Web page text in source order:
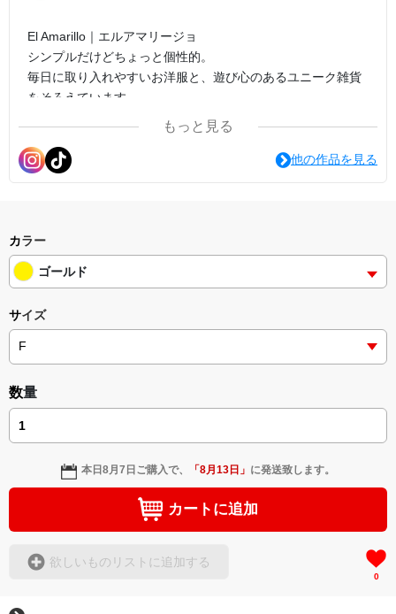
El Amarillo｜エルアマリージョ
シンプルだけどちょっと個性的。
毎日に取り入れやすいお洋服と、遊び心のあるユニーク雑貨
をそろえています。
オリジナルデザインのアイテムも展開中。
緑をアクセントに、さりげなくおしゃれを楽しめるショップ
です。
もっと見る
他の作品を見る
カラー
ゴールド
サイズ
数量
本日8月7日 ご購入で、 「8月13日 」 に発送致します。
カートに追加
欲しいものリストに追加する
0